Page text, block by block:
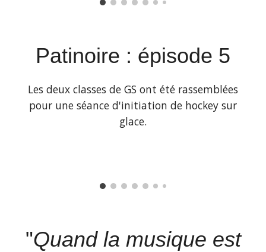
Patinoire : épisode 5
Les deux classes de GS ont été rassemblées
pour une séance d'initiation de hockey sur
glace.
"Quand la musique est